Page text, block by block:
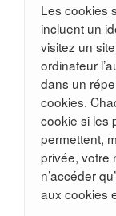
Les cookies
incluent un
visitez un
ordinateur
dans un
cookies.
cookie si les
permettent,
privée, votre
n’accéder
aux cookies